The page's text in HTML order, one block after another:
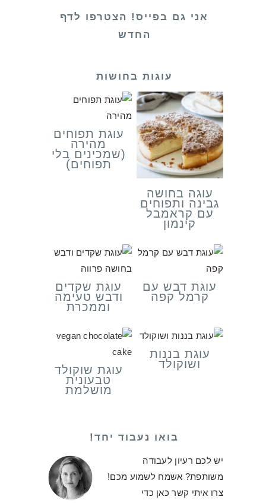
אני גם בפייס! הצטרפו לדף
החדש
עוגות בחושות
עוגת תפוחים
מהירה
(שמכינים בלי
תפוחים)
עוגה בחושה
גבינה ותפוחים
עם קראמבל
קינמון
עוגת שקדים
ודבש טעימה
וממכרת
עוגת דבש עם
קרמל קפה
עוגת שוקולד
טבעונית
מושלמת
עוגת בננות
ושוקולד
בואו נעבוד יחד!
יש לכם רעיון לעבודה
משותפת? אשמח לשמוע מכם!
צרו איתי קשר כאן כדי